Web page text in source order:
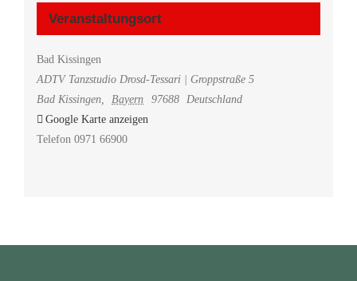
Veranstaltungsort
Bad Kissingen
ADTV Tanzstudio Drosd-Tessari | Groppstraße 5
Bad Kissingen, Bayern 97688
Deutschland
Google Karte anzeigen
Telefon 0971 66900